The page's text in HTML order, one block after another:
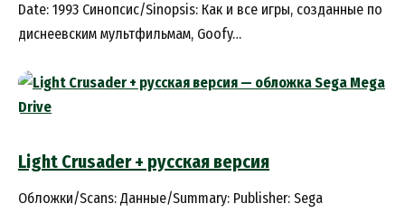
Date: 1993 Синопсис/Sinopsis: Как и все игры, созданные по
диснеевским мультфильмам, Goofy…
Light Crusader + русская версия
Обложки/Scans: Данные/Summary: Publisher: Sega